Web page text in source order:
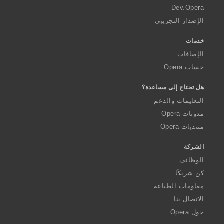
a
Dev.Opera
الإصدار التجريبي
خدمات
الإضافات
حساب Opera
هل تحتاج إلى مساعدة؟
التعليمات والدعم
مدونات Opera
منتديات Opera
الشركة
الوظائف
كن شريكًا
معلومات الطباعة
الاتصال بنا
حول Opera